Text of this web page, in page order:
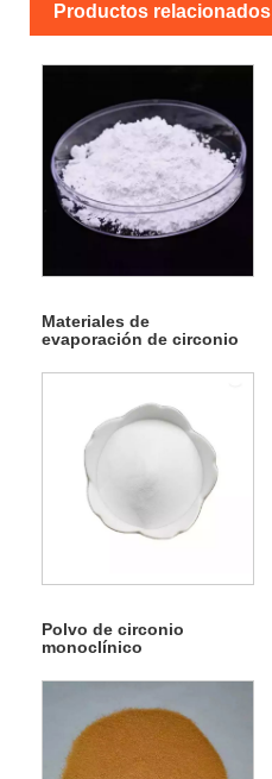
Productos relacionados
Materiales de
evaporación de circonio
con itria
Polvo de circonio
monoclínico